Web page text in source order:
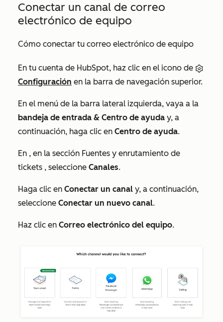
Conectar un canal de correo
electrónico de equipo
Cómo conectar tu correo electrónico de equipo
En tu cuenta de HubSpot, haz clic en el icono de
Configuración en la barra de navegación superior.
En el menú de la barra lateral izquierda, vaya a la
bandeja de entrada & Centro de ayuda y, a
continuación, haga clic en Centro de ayuda.
En , en la sección Fuentes y enrutamiento de
tickets , seleccione Canales.
Haga clic en Conectar un canal y, a continuación,
seleccione Conectar un nuevo canal.
Haz clic en Correo electrónico del equipo.